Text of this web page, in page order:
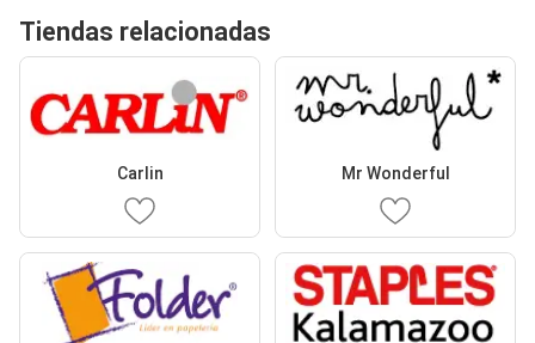
Tiendas relacionadas
Carlin Mr Wonderful